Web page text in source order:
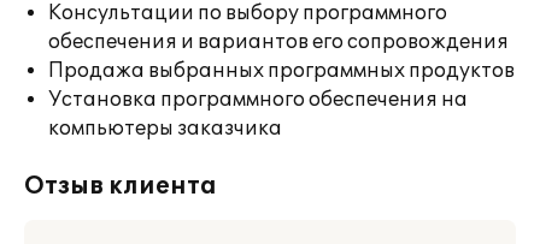
Консультации по выбору программного
обеспечения и вариантов его сопровождения
Продажа выбранных программных продуктов
Установка программного обеспечения на
компьютеры заказчика
Отзыв клиента